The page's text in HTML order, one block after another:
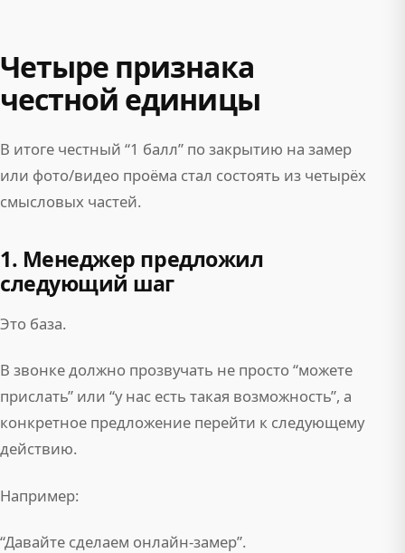
Четыре признака
честной единицы
В итоге честный “1 балл” по закрытию на замер
или фото/видео проёма стал состоять из четырёх
смысловых частей.
1. Менеджер предложил
следующий шаг
Это база.
В звонке должно прозвучать не просто “можете
прислать” или “у нас есть такая возможность”, а
конкретное предложение перейти к следующему
действию.
Например:
“Давайте сделаем онлайн-замер”.